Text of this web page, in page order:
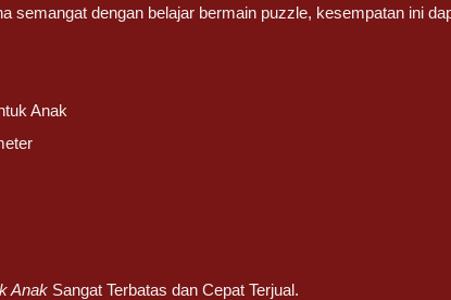
semangat dengan belajar bermain puzzle, kesempatan ini
Anak
Anak Sangat Terbatas dan Cepat Terjual.